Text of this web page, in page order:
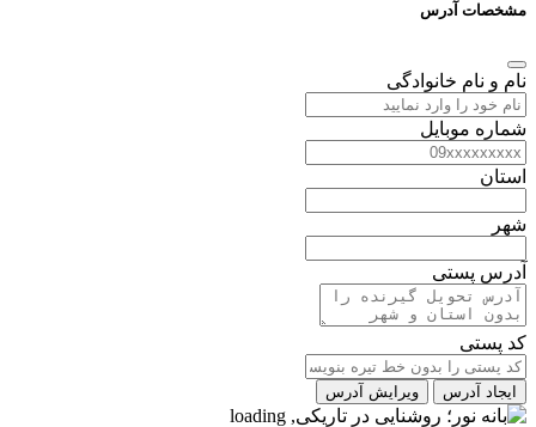
مشخصات آدرس
نام و نام خانوادگی
شماره موبایل
استان
شهر
آدرس پستی
کد پستی
ایجاد آدرس ویرایش آدرس